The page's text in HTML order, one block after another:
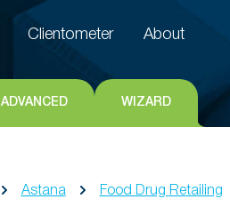
Clientometer
Clientometer About
ADVANCED WIZARD
Astana Food Drug Retailing